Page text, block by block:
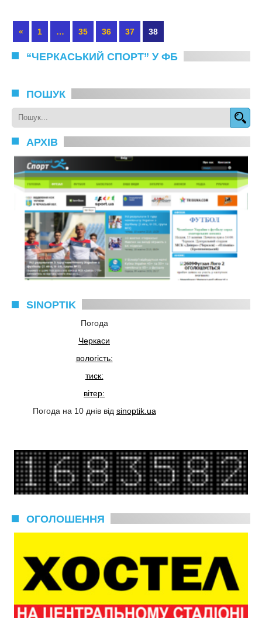
« 1 … 35 36 37 38
“ЧЕРКАСЬКИЙ СПОРТ” У ФБ
ПОШУК
АРХІВ
SINOPTIK
Погода
Черкаси
вологість:
тиск:
вітер:
Погода на 10 днів від sinoptik.ua
ОГОЛОШЕННЯ